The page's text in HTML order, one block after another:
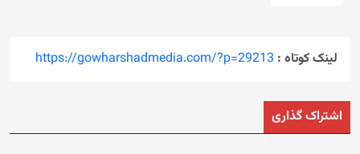
لینک کوتاه : https://gowharshadmedia.com/?p=29213
اشتراک گذاری